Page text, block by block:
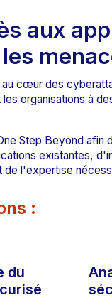
aux
cœur des
organisations à
Step Beyond afin
existantes,
l'expertise
:
du